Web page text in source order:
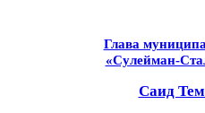
Глава
«Сулейман-
Саид